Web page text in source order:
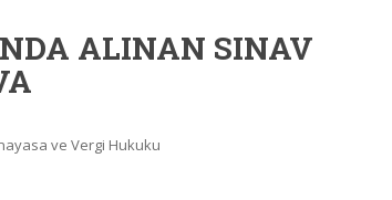
ALINAN SINAV
ve Vergi Hukuku